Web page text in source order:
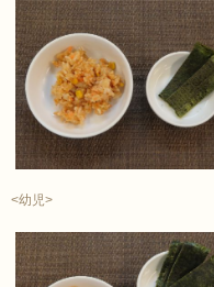
<幼児>